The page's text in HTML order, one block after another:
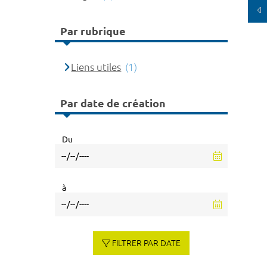
Par rubrique
Liens utiles (1)
Par date de création
Du
à
FILTRER PAR DATE